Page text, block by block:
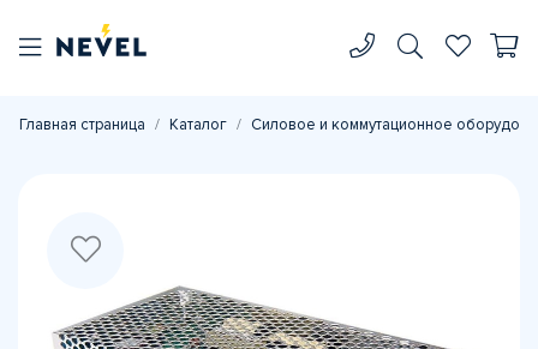
Главная страница Каталог Силовое и коммутационное